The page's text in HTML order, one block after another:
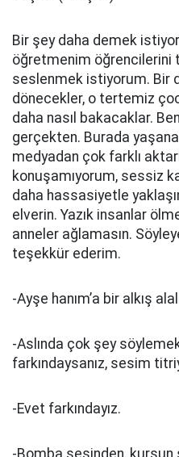
Bir şey daha demek
öğretmenim öğrencilerini
seslenmek istiyorum. Bir
dönecekler, o tertemiz
daha nasıl bakacaklar.
gerçekten. Burada
medyadan çok farklı
konuşamıyorum, sessiz
daha hassasiyetle
elverin. Yazık insanlar
anneler ağlamasın.
teşekkür ederim.
-Ayşe hanım’a bir alkış
-Aslında çok şey
farkındaysanız, sesim
-Evet farkındayız.
-Bomba sesinden, kurşun